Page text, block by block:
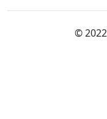
©